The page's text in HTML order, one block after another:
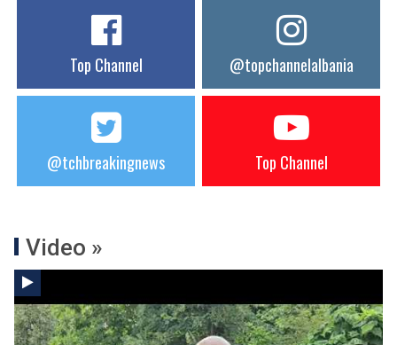
Top Channel @topchannelalbania
@tchbreakingnews Top Channel
Video »